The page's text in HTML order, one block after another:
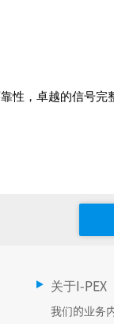
性，卓越的信号
关于I-PEX
我们的业务